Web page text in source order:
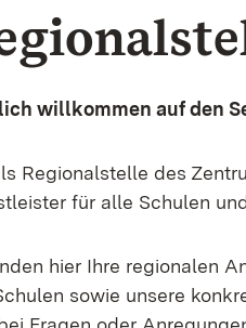
willkommen auf den
Regionalstelle des
für alle Schulen
hier Ihre regionalen
sowie unsere